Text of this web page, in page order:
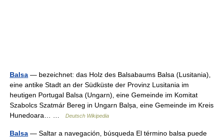
Balsa — bezeichnet: das Holz des Balsabaums Balsa (Lusitania),
eine antike Stadt an der Südküste der Provinz Lusitania im
heutigen Portugal Balsa (Ungarn), eine Gemeinde im Komitat
Szabolcs Szatmár Bereg in Ungarn Balșa, eine Gemeinde im Kreis
Hunedoara… …
Deutsch Wikipedia
Balsa — Saltar a navegación, búsqueda El término balsa puede